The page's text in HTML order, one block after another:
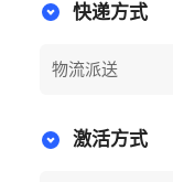
快递方式
物流派送
激活方式